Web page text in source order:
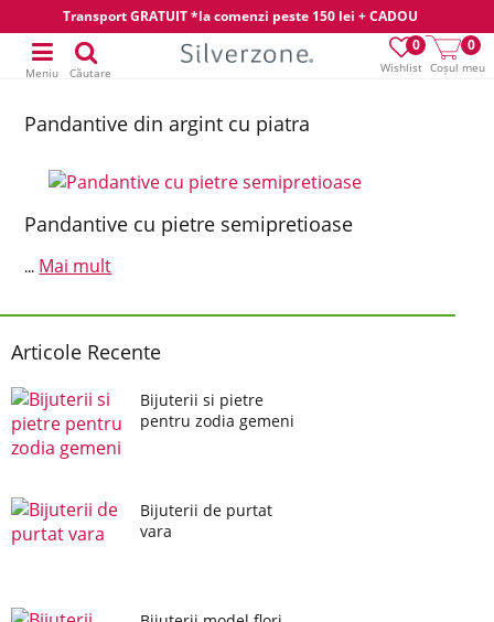
Transport GRATUIT *la comenzi peste 150 lei + CADOU
Wishlist
0
Coșul meu
0
Meniu Căutare
Pandantive din argint cu piatra
Pandantive cu pietre semipretioase
... Mai mult
Articole Recente
Bijuterii si pietre
pentru zodia gemeni
Bijuterii de purtat
vara